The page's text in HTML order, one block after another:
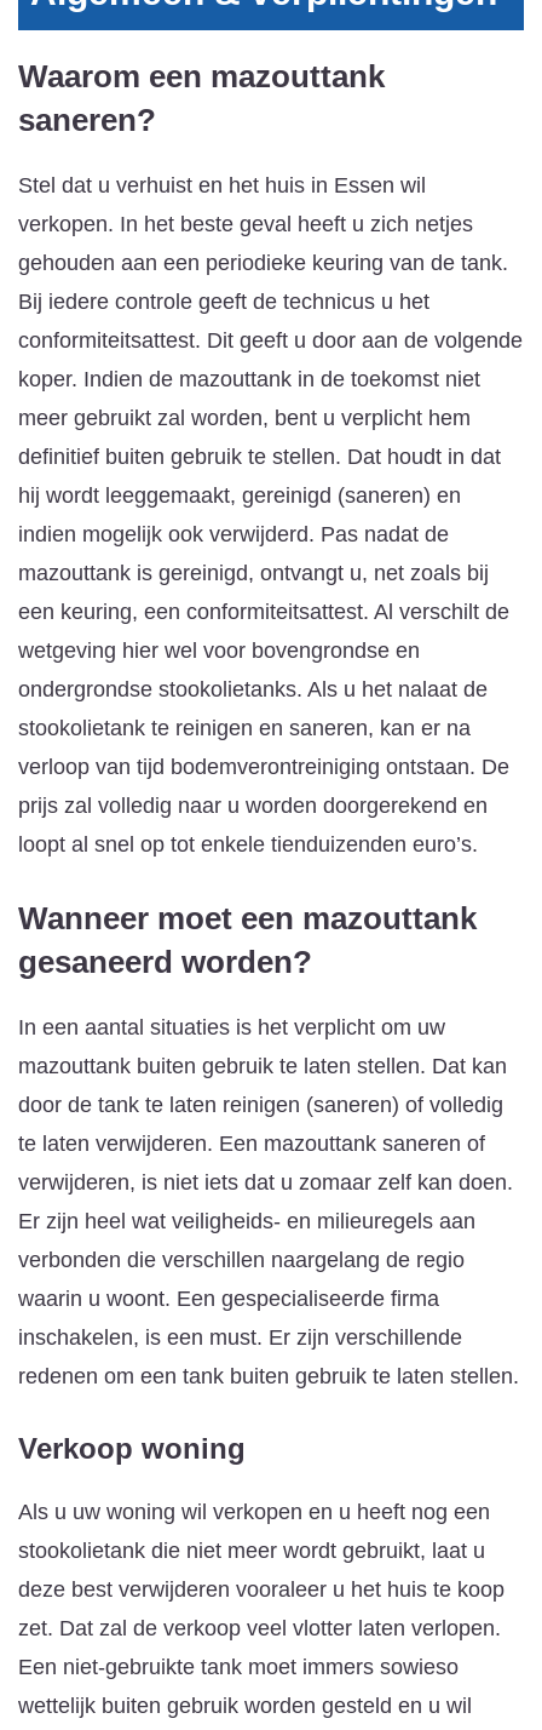
Waarom een mazouttank
saneren?
Stel dat u verhuist en het huis in Essen wil
verkopen. In het beste geval heeft u zich netjes
gehouden aan een periodieke keuring van de tank.
Bij iedere controle geeft de technicus u het
conformiteitsattest. Dit geeft u door aan de volgende
koper. Indien de mazouttank in de toekomst niet
meer gebruikt zal worden, bent u verplicht hem
definitief buiten gebruik te stellen. Dat houdt in dat
hij wordt leeggemaakt, gereinigd (saneren) en
indien mogelijk ook verwijderd. Pas nadat de
mazouttank is gereinigd, ontvangt u, net zoals bij
een keuring, een conformiteitsattest. Al verschilt de
wetgeving hier wel voor bovengrondse en
ondergrondse stookolietanks. Als u het nalaat de
stookolietank te reinigen en saneren, kan er na
verloop van tijd bodemverontreiniging ontstaan. De
prijs zal volledig naar u worden doorgerekend en
loopt al snel op tot enkele tienduizenden euro’s.
Wanneer moet een mazouttank
gesaneerd worden?
In een aantal situaties is het verplicht om uw
mazouttank buiten gebruik te laten stellen. Dat kan
door de tank te laten reinigen (saneren) of volledig
te laten verwijderen. Een mazouttank saneren of
verwijderen, is niet iets dat u zomaar zelf kan doen.
Er zijn heel wat veiligheids- en milieuregels aan
verbonden die verschillen naargelang de regio
waarin u woont. Een gespecialiseerde firma
inschakelen, is een must. Er zijn verschillende
redenen om een tank buiten gebruik te laten stellen.
Verkoop woning
Als u uw woning wil verkopen en u heeft nog een
stookolietank die niet meer wordt gebruikt, laat u
deze best verwijderen vooraleer u het huis te koop
zet. Dat zal de verkoop veel vlotter laten verlopen.
Een niet-gebruikte tank moet immers sowieso
wettelijk buiten gebruik worden gesteld en u wil